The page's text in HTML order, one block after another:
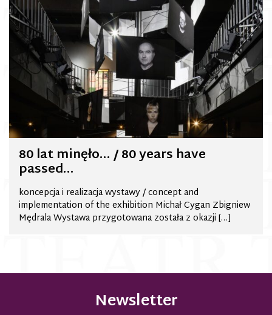
80 lat minęło… / 80 years have
passed…
koncepcja i realizacja wystawy / concept and
implementation of the exhibition Michał Cygan Zbigniew
Mędrala Wystawa przygotowana została z okazji […]
Newsletter